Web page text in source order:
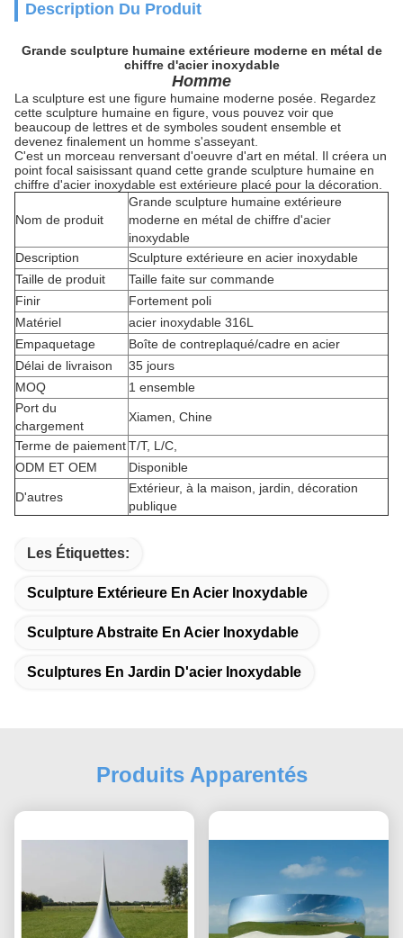
Description Du Produit
Grande sculpture humaine extérieure moderne en métal de
chiffre d'acier inoxydable
Homme
La sculpture est une figure humaine moderne posée. Regardez
cette sculpture humaine en figure, vous pouvez voir que
beaucoup de lettres et de symboles soudent ensemble et
devenez finalement un homme s'asseyant.
C'est un morceau renversant d'oeuvre d'art en métal. Il créera un
point focal saisissant quand cette grande sculpture humaine en
chiffre d'acier inoxydable est extérieure placé pour la décoration.
Nom de produit
Grande sculpture humaine extérieure
moderne en métal de chiffre d'acier
inoxydable
Description
Sculpture extérieure en acier inoxydable
Taille de produit
Taille faite sur commande
Finir
Fortement poli
Matériel
acier inoxydable 316L
Empaquetage
Boîte de contreplaqué/cadre en acier
Délai de livraison
35 jours
MOQ
1 ensemble
Port du
chargement
Xiamen, Chine
Terme de paiementT/T, L/C,
ODM ET OEM
Disponible
D'autres
Extérieur, à la maison, jardin, décoration
publique
Les Étiquettes:
Sculpture Extérieure En Acier Inoxydable
Sculpture Abstraite En Acier Inoxydable
Sculptures En Jardin D'acier Inoxydable
Produits Apparentés